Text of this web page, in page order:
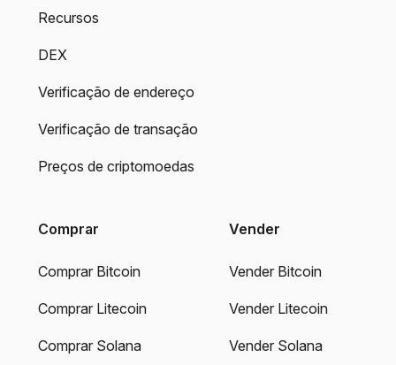
Recursos
DEX
Verificação de endereço
Verificação de transação
Preços de criptomoedas
Comprar
Comprar Bitcoin
Comprar Litecoin
Comprar Solana
Vender
Vender Bitcoin
Vender Litecoin
Vender Solana